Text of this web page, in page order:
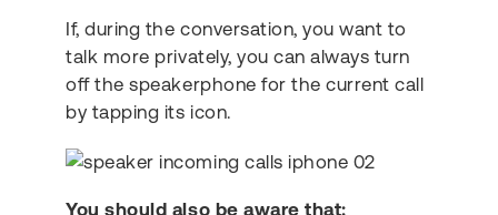
If, during the conversation, you want to
talk more privately, you can always turn
off the speakerphone for the current call
by tapping its icon.
You should also be aware that: